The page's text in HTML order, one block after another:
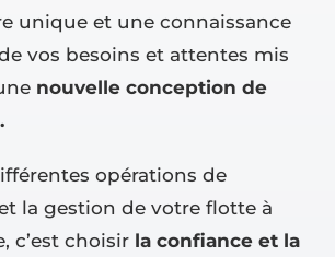
unique et une connaissance
vos besoins et attentes mis
nouvelle conception de
opérations de
la gestion de votre flotte à
c’est choisir la confiance et la